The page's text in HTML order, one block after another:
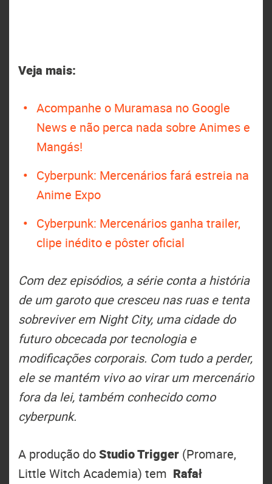
Veja mais:
Acompanhe o Muramasa no Google
News e não perca nada sobre Animes e
Mangás!
Cyberpunk: Mercenários fará estreia na
Anime Expo
Cyberpunk: Mercenários ganha trailer,
clipe inédito e pôster oficial
Com dez episódios, a série conta a história
de um garoto que cresceu nas ruas e tenta
sobreviver em Night City, uma cidade do
futuro obcecada por tecnologia e
modificações corporais. Com tudo a perder,
ele se mantém vivo ao virar um mercenário
fora da lei, também conhecido como
cyberpunk.
A produção doStudio Trigger (Promare,
Little Witch Academia) tem Rafał